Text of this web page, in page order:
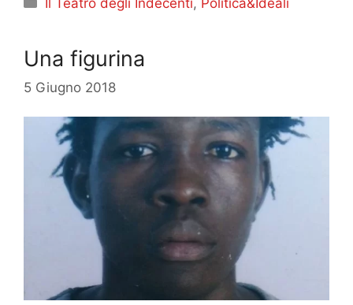
Una figurina
5 Giugno 2018